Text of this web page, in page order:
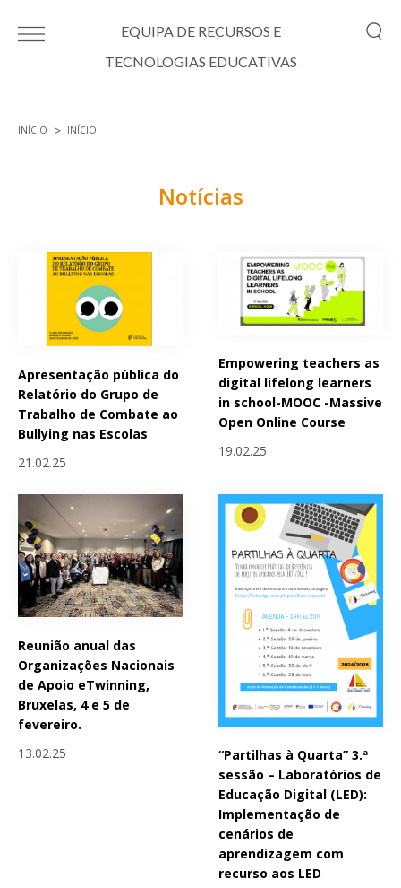
EQUIPA DE RECURSOS E
TECNOLOGIAS EDUCATIVAS
INÍCIO INÍCIO
Notícias
Apresentação pública do
Relatório do Grupo de
Trabalho de Combate ao
Bullying nas Escolas
21.02.25
Empowering teachers as
digital lifelong learners
in school-MOOC -Massive
Open Online Course
19.02.25
Reunião anual das
Organizações Nacionais
de Apoio eTwinning,
Bruxelas, 4 e 5 de
fevereiro.
13.02.25
“Partilhas à Quarta” 3.ª
sessão – Laboratórios de
Educação Digital (LED):
Implementação de
cenários de
aprendizagem com
recurso aos LED
Páginas